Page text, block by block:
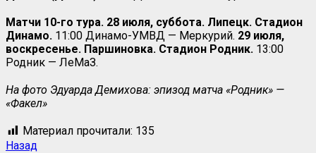
Матчи 10-го тура. 28 июля, суббота. Липецк. Стадион
Динамо. 11:00 Динамо-УМВД — Меркурий. 29 июля,
воскресенье. Паршиновка. Стадион Родник. 13:00
Родник — ЛеМаЗ.
На фото Эдуарда Демихова: эпизод матча «Родник» —
«Факел»
Материал прочитали: 135
Назад